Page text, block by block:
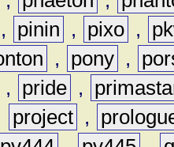
, pinin , pixo ,
, pony ,
, pride ,
project ,